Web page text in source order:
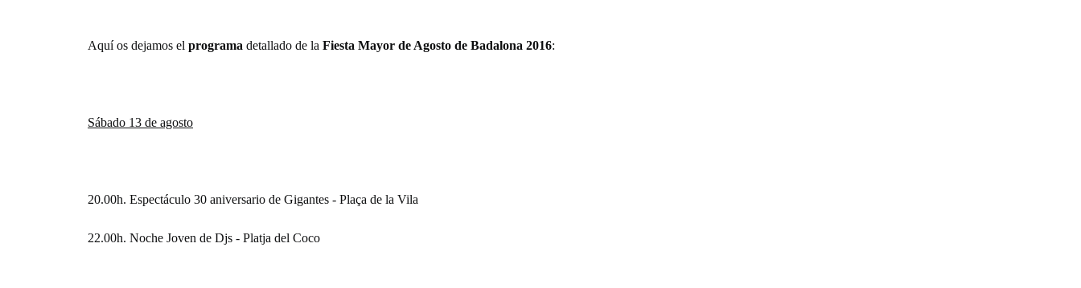
Aquí os dejamos el programa detallado de la Fiesta Mayor de Agosto de Badalona 2016:
Sábado 13 de agosto
20.00h. Espectáculo 30 aniversario de Gigantes - Plaça de la Vila
22.00h. Noche Joven de Djs - Platja del Coco